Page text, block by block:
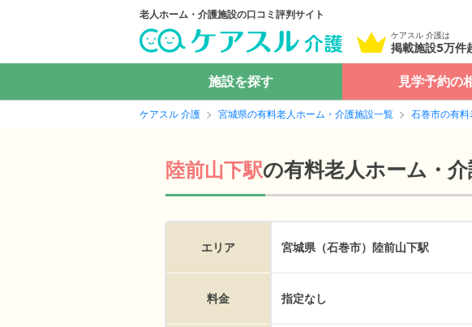
老人ホーム・介護施設の口コミ評判サイト
ケアスル 介護は
掲載施設5万件
施設を探す 見学予約の
ケアスル 介護 宮城県の有料老人ホーム・介護施設一覧 石巻市の有
陸前山下駅の有料老人ホーム・
エリア 宮城県（石巻市） 陸前山下駅
料金 指定なし